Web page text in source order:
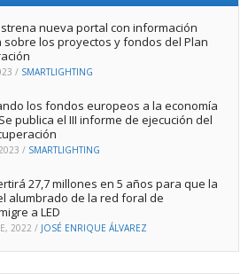
nueva portal con información
sobre los proyectos y fondos del Plan
/ SMARTLIGHTING
los fondos europeos a la economía
publica el III informe de ejecución del
/ SMARTLIGHTING
27,7 millones en 5 años para que la
alumbrado de la red foral de
a LED
2022 / JOSÉ ENRIQUE ÁLVAREZ